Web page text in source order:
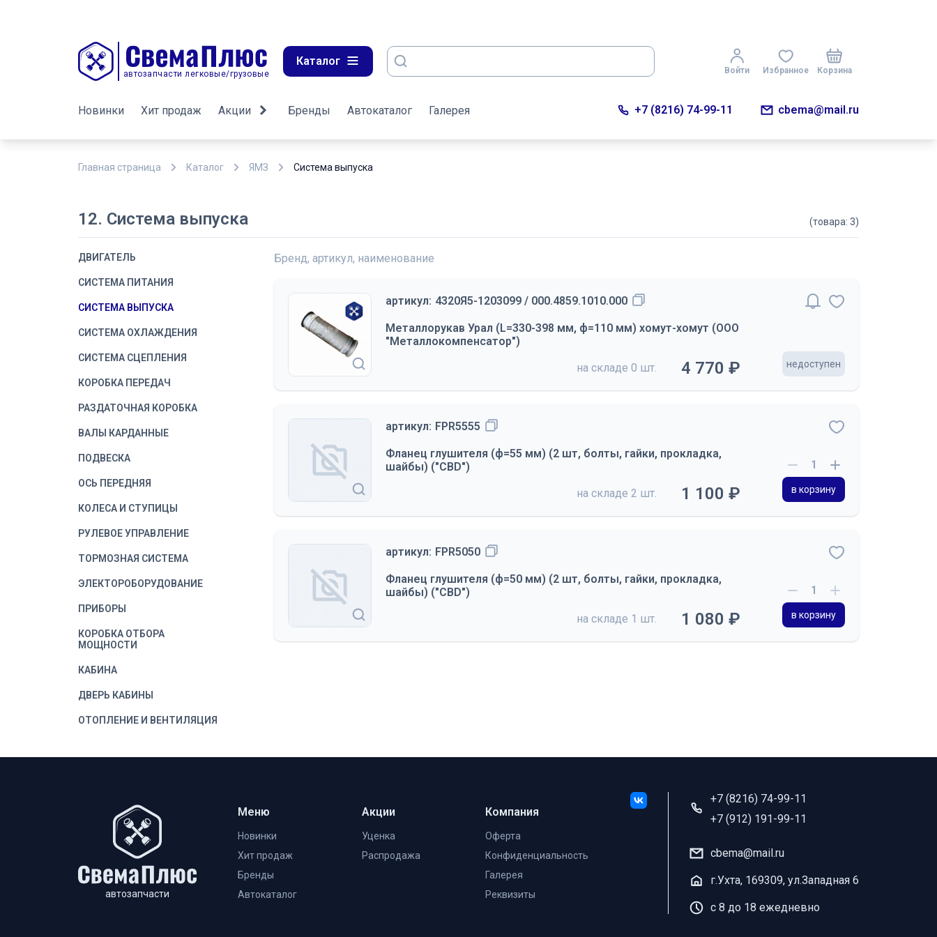
автозапчасти легковые/грузовые
Каталог
Войти Избранное Корзина
Новинки Хит продаж Акции Бренды Автокаталог Галерея +7 (8216) 74-99-11 cbema@mail.ru
Главная страница Каталог ЯМЗ Система выпуска
12. Система выпуска (товара: 3)
ДВИГАТЕЛЬ
СИСТЕМА ПИТАНИЯ
СИСТЕМА ВЫПУСКА
СИСТЕМА ОХЛАЖДЕНИЯ
СИСТЕМА СЦЕПЛЕНИЯ
КОРОБКА ПЕРЕДАЧ
РАЗДАТОЧНАЯ КОРОБКА
ВАЛЫ КАРДАННЫЕ
ПОДВЕСКА
ОСЬ ПЕРЕДНЯЯ
КОЛЕСА И СТУПИЦЫ
РУЛЕВОЕ УПРАВЛЕНИЕ
ТОРМОЗНАЯ СИСТЕМА
ЭЛЕКТОРОБОРУДОВАНИЕ
ПРИБОРЫ
КОРОБКА ОТБОРА
МОЩНОСТИ
КАБИНА
ДВЕРЬ КАБИНЫ
ОТОПЛЕНИЕ И ВЕНТИЛЯЦИЯ
Бренд, артикул, наименование
артикул: 4320Я5-1203099 / 000.4859.1010.000
Металлорукав Урал (L=330-398 мм, ф=110 мм) хомут-хомут (ООО
"Металлокомпенсатор")
на складе 0 шт. 4 770 ₽ недоступен
артикул: FPR5555
Фланец глушителя (ф=55 мм) (2 шт, болты, гайки, прокладка,
шайбы) ("CBD")
на складе 2 шт. 1 100 ₽ в корзину
артикул: FPR5050
Фланец глушителя (ф=50 мм) (2 шт, болты, гайки, прокладка,
шайбы) ("CBD")
на складе 1 шт. 1 080 ₽ в корзину
автозапчасти
Меню
Новинки
Хит продаж
Бренды
Автокаталог
Акции
Уценка
Распродажа
Компания
Оферта
Конфиденциальность
Галерея
Реквизиты
+7 (8216) 74-99-11
+7 (912) 191-99-11
cbema@mail.ru
г.Ухта, 169309, ул.Западная 6
с 8 до 18 ежедневно